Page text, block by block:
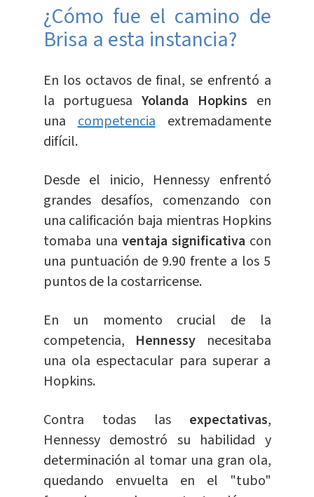
¿Cómo fue el camino de
Brisa a esta instancia?
En los octavos de final, se enfrentó a
la portuguesa Yolanda Hopkins en
unacompetenciaextremadamente
difícil.
Desde el inicio, Hennessy enfrentó
grandes desafíos, comenzando con
una calificación baja mientras Hopkins
tomaba una ventaja significativa con
una puntuación de 9.90 frente a los 5
puntos de la costarricense.
En un momento crucial de la
competencia, Hennessy necesitaba
una ola espectacular para superar a
Hopkins.
Contra todas las expectativas,
Hennessy demostró su habilidad y
determinación al tomar una gran ola,
quedando envuelta en el "tubo"